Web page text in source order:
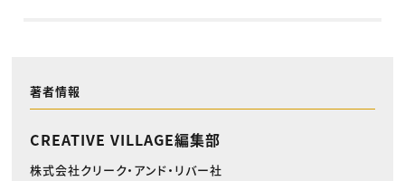
著者情報
CREATIVE VILLAGE編集部
株式会社クリーク・アンド・リバー社